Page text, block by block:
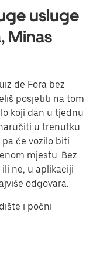
usluge
Minas
de Fora bez
posjetiti na tom
koji dan u tjednu
u trenutku
će vozilo biti
mjestu. Bez
ne, u aplikaciji
odgovara.
i počni